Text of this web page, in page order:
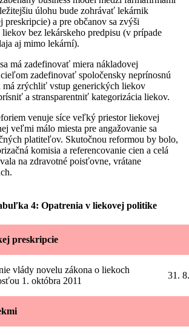
úlohu bude zohrávať lekárnik
preskripcie) a pre občanov sa zvýši
bez lekárskeho predpisu (v prípade
aj mimo lekární).
má zadefinovať miera nákladovej
zadefinovať spoločensky neprínosnú
zrýchliť vstup generických liekov
a stransparentniť kategorizácia liekov.
venuje síce veľký priestor liekovej
veľmi málo miesta pre angažovanie sa
platiteľov. Skutočnou reformou by bolo,
komisia a referencovanie cien a celá
na zdravotné poisťovne, vrátane
4: Opatrenia v liekovej politike
preskripcie
vlády novelu zákona o liekoch
1. októbra 2011
31.